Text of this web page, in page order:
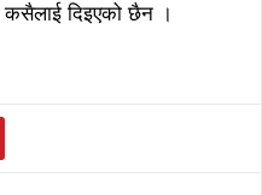
कसैलाई दिइएको छैन ।